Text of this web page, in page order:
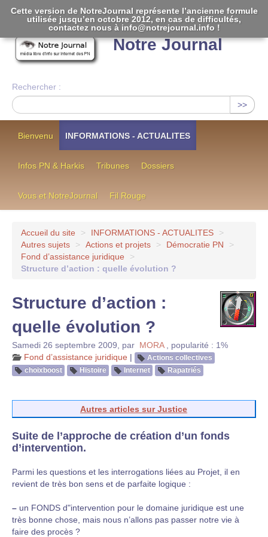
Notre Journal
Rechercher :
>>
Bienvenu INFORMATIONS - ACTUALITES
Infos PN & Harkis Tribunes Dossiers
Vous et NotreJournal Fil Rouge
Accueil du site > INFORMATIONS - ACTUALITES
>
Autres sujets
> Actions et projets > Démocratie PN
>
Fond d’assistance juridique
>
Structure d’action : quelle évolution ?
Structure d’action :
quelle évolution ?
Samedi 26 septembre 2009 par MORA
popularité : 1%
Fond d’assistance juridique |
Actions collectives
choixboost
Histoire Internet Rapatriés
Autres articles sur Justice
Suite de l’approche de création d’un fonds
d’intervention.
Parmi les questions et les interrogations liées au Projet, il en
revient de très bon sens et de parfaite logique :
– un FONDS d"intervention pour le domaine juridique est une
très bonne chose, mais nous n’allons pas passer notre vie à
faire des procès ?
Cette version de NotreJournal représente l’ancienne formule
utilisée jusqu’en octobre 2012, en cas de difficultés,
contactez nous à info@notrejournal.info !